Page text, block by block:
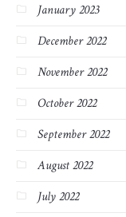
January 2023
December 2022
November 2022
October 2022
September 2022
August 2022
July 2022